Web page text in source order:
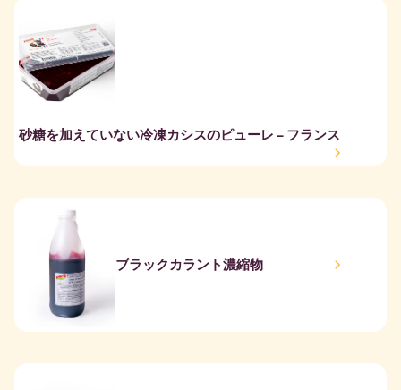
砂糖を加えていない冷凍カシスのピューレ – フランス
ブラックカラント濃縮物